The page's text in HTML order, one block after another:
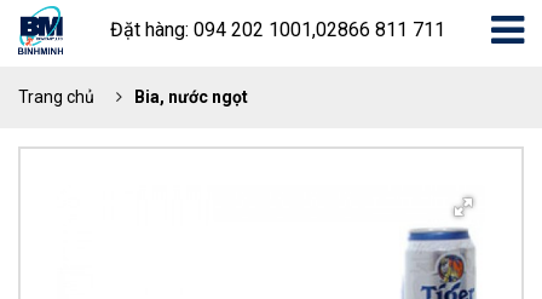
Đặt hàng: 094 202 1001,02866 811 711
Trang chủ Bia, nước ngọt